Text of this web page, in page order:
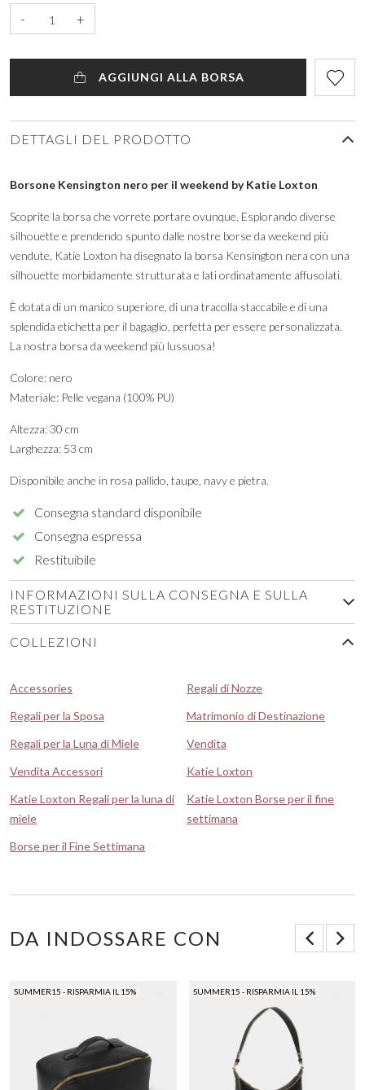
- +
AGGIUNGI ALLA BORSA
DETTAGLI DEL PRODOTTO
Borsone Kensington nero per il weekend by Katie Loxton
Scoprite la borsa che vorrete portare ovunque. Esplorando diverse
silhouette e prendendo spunto dalle nostre borse da weekend più
vendute, Katie Loxton ha disegnato la borsa Kensington nera con una
silhouette morbidamente strutturata e lati ordinatamente affusolati.
È dotata di un manico superiore, di una tracolla staccabile e di una
splendida etichetta per il bagaglio, perfetta per essere personalizzata.
La nostra borsa da weekend più lussuosa!
Colore: nero
Materiale: Pelle vegana (100% PU)
Altezza: 30 cm
Larghezza: 53 cm
Disponibile anche in rosa pallido, taupe, navy e pietra.
Consegna standard disponibile
Consegna espressa
Restituibile
INFORMAZIONI SULLA CONSEGNA E SULLA
RESTITUZIONE
COLLEZIONI
Accessories
Regali di Nozze
Regali per la Sposa
Matrimonio di Destinazione
Regali per la Luna di Miele
Vendita
Vendita Accessori
Katie Loxton
Katie Loxton Regali per la luna di
miele
Katie Loxton Borse per il fine
settimana
Borse per il Fine Settimana
DA INDOSSARE CON
SUMMER15 - RISPARMIA IL 15% SUMMER15 - RISPARMIA IL 15%